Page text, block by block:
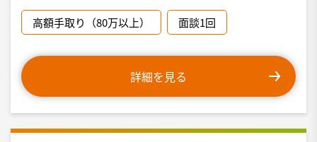
高額手取り（80万以上） 面談1回
詳細を見る